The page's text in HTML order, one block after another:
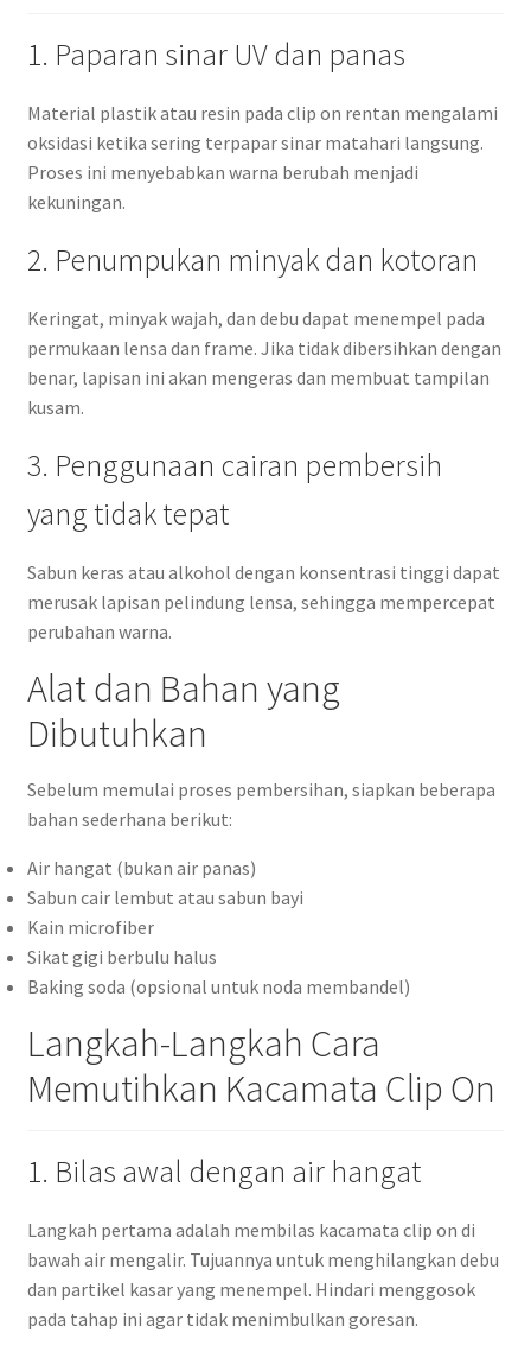
1. Paparan sinar UV dan panas
Material plastik atau resin pada clip on rentan mengalami
oksidasi ketika sering terpapar sinar matahari langsung.
Proses ini menyebabkan warna berubah menjadi
kekuningan.
2. Penumpukan minyak dan kotoran
Keringat, minyak wajah, dan debu dapat menempel pada
permukaan lensa dan frame. Jika tidak dibersihkan dengan
benar, lapisan ini akan mengeras dan membuat tampilan
kusam.
3. Penggunaan cairan pembersih
yang tidak tepat
Sabun keras atau alkohol dengan konsentrasi tinggi dapat
merusak lapisan pelindung lensa, sehingga mempercepat
perubahan warna.
Alat dan Bahan yang
Dibutuhkan
Sebelum memulai proses pembersihan, siapkan beberapa
bahan sederhana berikut:
Air hangat (bukan air panas)
Sabun cair lembut atau sabun bayi
Kain microfiber
Sikat gigi berbulu halus
Baking soda (opsional untuk noda membandel)
Langkah-Langkah Cara
Memutihkan Kacamata Clip On
1. Bilas awal dengan air hangat
Langkah pertama adalah membilas kacamata clip on di
bawah air mengalir. Tujuannya untuk menghilangkan debu
dan partikel kasar yang menempel. Hindari menggosok
pada tahap ini agar tidak menimbulkan goresan.